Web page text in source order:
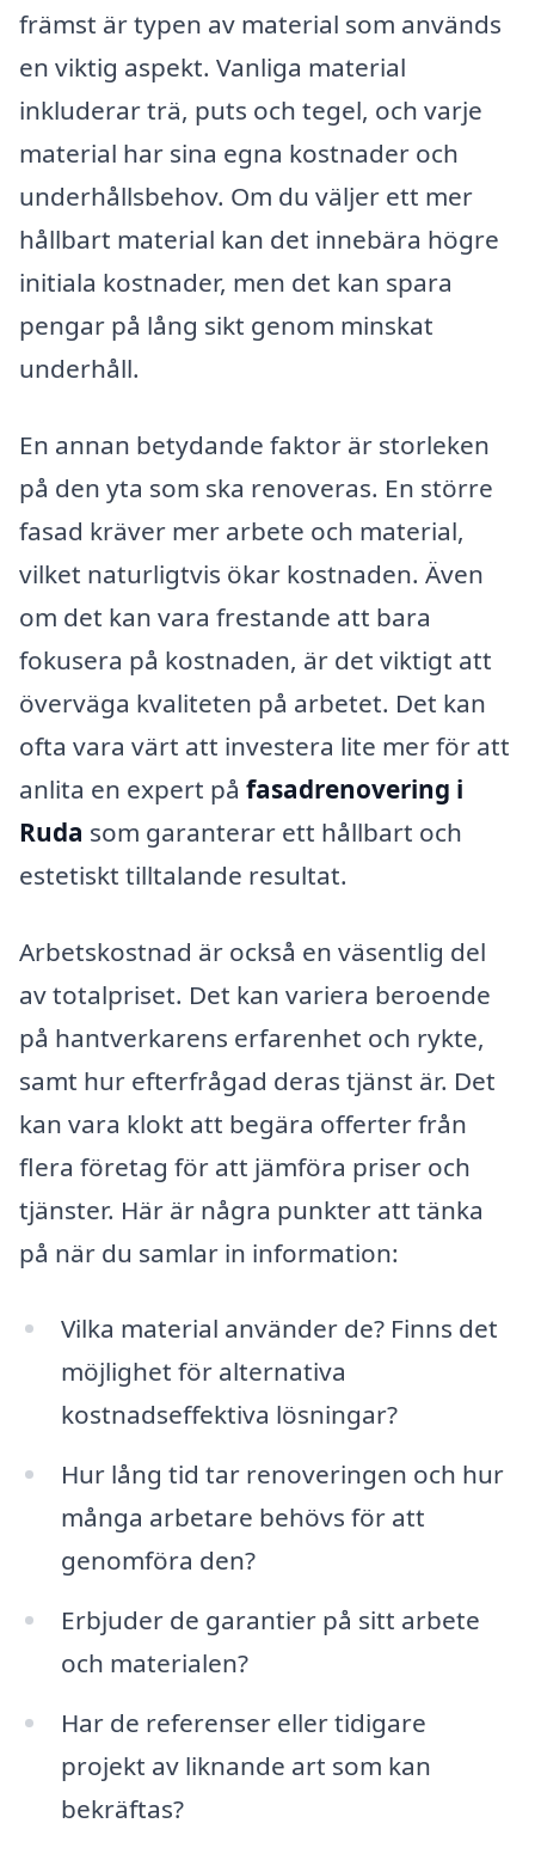
främst är typen av material som används
en viktig aspekt. Vanliga material
inkluderar trä, puts och tegel, och varje
material har sina egna kostnader och
underhållsbehov. Om du väljer ett mer
hållbart material kan det innebära högre
initiala kostnader, men det kan spara
pengar på lång sikt genom minskat
underhåll.
En annan betydande faktor är storleken
på den yta som ska renoveras. En större
fasad kräver mer arbete och material,
vilket naturligtvis ökar kostnaden. Även
om det kan vara frestande att bara
fokusera på kostnaden, är det viktigt att
överväga kvaliteten på arbetet. Det kan
ofta vara värt att investera lite mer för att
anlita en expert på fasadrenovering i
Ruda som garanterar ett hållbart och
estetiskt tilltalande resultat.
Arbetskostnad är också en väsentlig del
av totalpriset. Det kan variera beroende
på hantverkarens erfarenhet och rykte,
samt hur efterfrågad deras tjänst är. Det
kan vara klokt att begära offerter från
flera företag för att jämföra priser och
tjänster. Här är några punkter att tänka
på när du samlar in information:
Vilka material använder de? Finns det
möjlighet för alternativa
kostnadseffektiva lösningar?
Hur lång tid tar renoveringen och hur
många arbetare behövs för att
genomföra den?
Erbjuder de garantier på sitt arbete
och materialen?
Har de referenser eller tidigare
projekt av liknande art som kan
bekräftas?